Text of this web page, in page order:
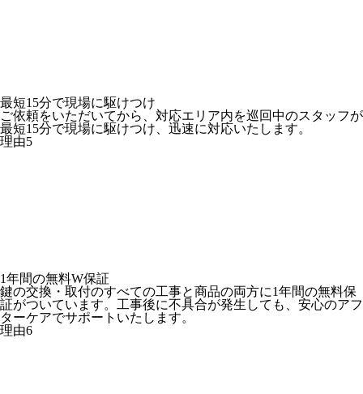
最短15分で現場に駆けつけ
ご依頼をいただいてから、対応エリア内を巡回中のスタッフが
最短15分で現場に駆けつけ、迅速に対応いたします。
理由5
1年間の無料W保証
鍵の交換・取付のすべての工事と商品の両方に1年間の無料保
証がついています。工事後に不具合が発生しても、安心のアフ
ターケアでサポートいたします。
理由6